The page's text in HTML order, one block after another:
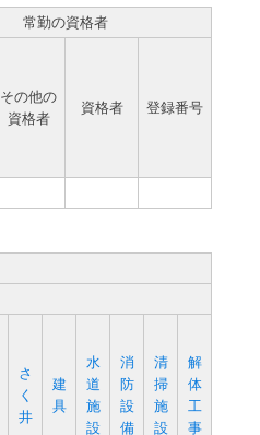
常勤の資格者
その他の
資格者
資格者 登録番号
さ
く
井
建
具
水
道
施
設
消
防
設
備
清
掃
施
設
解
体
工
事